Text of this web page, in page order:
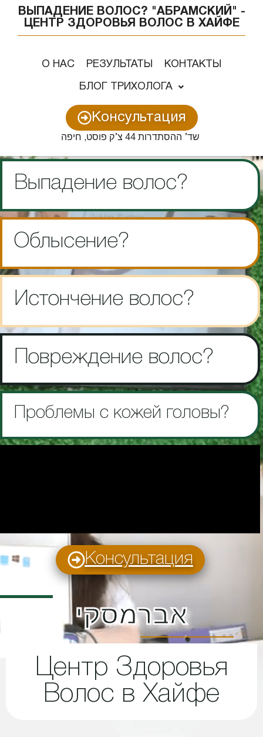
содержимому
ВЫПАДЕНИЕ ВОЛОС? "АБРАМСКИЙ" -
ЦЕНТР ЗДОРОВЬЯ ВОЛОС В ХАЙФЕ
О НАС РЕЗУЛЬТАТЫ КОНТАКТЫ
БЛОГ ТРИХОЛОГА
Консультация
Выпадение волос?
Облысение?
Истончение волос?
Повреждение волос?
Проблемы с кожей головы?
Консультация
אברמסקי
Центр Здоровья
Волос в Хайфе